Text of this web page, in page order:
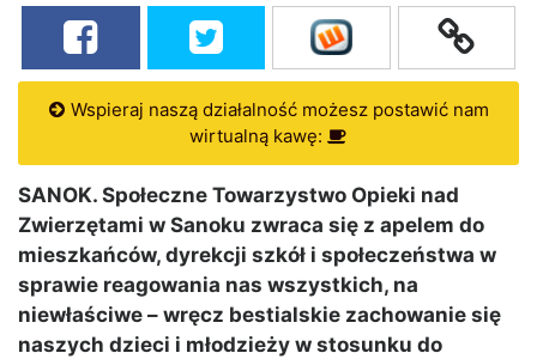
Wspieraj naszą działalność możesz postawić nam
wirtualną kawę:
SANOK. Społeczne Towarzystwo Opieki nad
Zwierzętami w Sanoku zwraca się z apelem do
mieszkańców, dyrekcji szkół i społeczeństwa w
sprawie reagowania nas wszystkich, na
niewłaściwe – wręcz bestialskie zachowanie się
naszych dzieci i młodzieży w stosunku do